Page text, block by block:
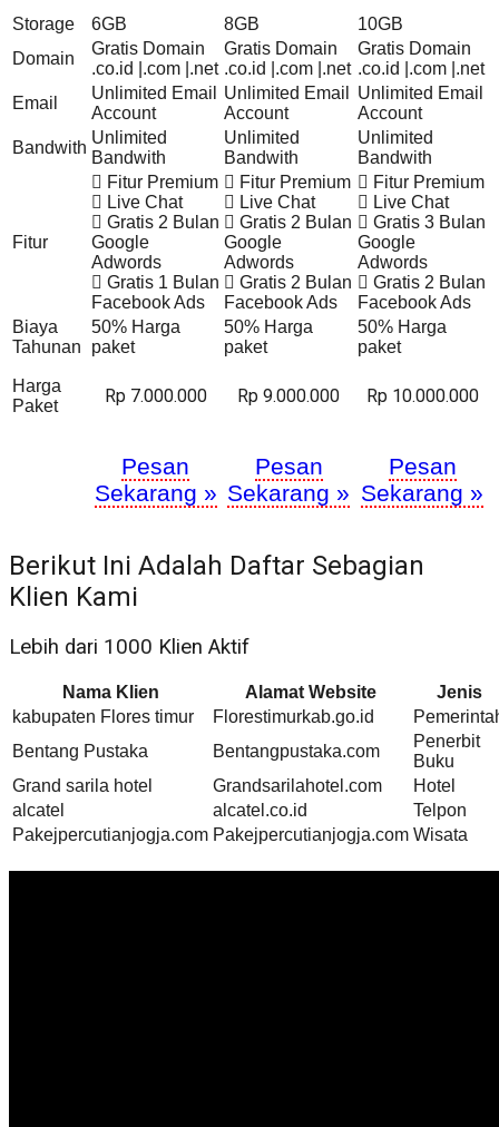
Storage 6GB 8GB
10GB
Domain
Gratis Domain
.co.id |.com |.net
Gratis Domain
.co.id |.com |.net
Gratis Domain
.co.id |.com |.net
Email
Unlimited Email
Account
Unlimited Email
Account
Unlimited Email
Account
Bandwith
Unlimited
Bandwith
Unlimited
Bandwith
Unlimited
Bandwith
Fitur
Fitur Premium
Live Chat
Gratis 2 Bulan
Google
Adwords
Gratis 1 Bulan
Facebook Ads
Fitur Premium
Live Chat
Gratis 2 Bulan
Google
Adwords
Gratis 2 Bulan
Facebook Ads
Fitur Premium
Live Chat
Gratis 3 Bulan
Google
Adwords
Gratis 2 Bulan
Facebook Ads
Biaya
Tahunan
50% Harga
paket
50% Harga
paket
50% Harga
paket
Harga
Paket
Rp 7.000.000 Rp 9.000.000 Rp 10.000.000
Pesan
Sekarang »
Pesan
Sekarang »
Pesan
Sekarang »
Berikut Ini Adalah Daftar Sebagian
Klien Kami
Lebih dari 1000 Klien Aktif
Nama Klien Alamat Website
Jenis
kabupaten Flores timur
Florestimurkab.go.id
Bentang Pustaka
Bentangpustaka.com
Penerbit
Buku
Grand sarila hotel
Grandsarilahotel.com
Hotel
alcatel
alcatel.co.id
Telpon
Pakejpercutianjogja.com Pakejpercutianjogja.com Wisata